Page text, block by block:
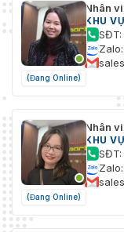
(Đang Online)
Nhân
KHU
SĐT:
(Đang Online)
Nhân
KHU
SĐT: